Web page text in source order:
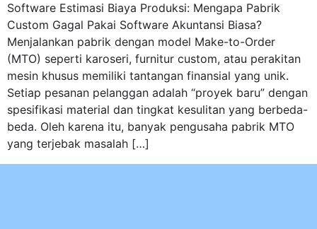
Software Estimasi Biaya Produksi: Mengapa Pabrik
Custom Gagal Pakai Software Akuntansi Biasa?
Menjalankan pabrik dengan model Make-to-Order
(MTO) seperti karoseri, furnitur custom, atau perakitan
mesin khusus memiliki tantangan finansial yang unik.
Setiap pesanan pelanggan adalah “proyek baru” dengan
spesifikasi material dan tingkat kesulitan yang berbeda-
beda. Oleh karena itu, banyak pengusaha pabrik MTO
yang terjebak masalah […]